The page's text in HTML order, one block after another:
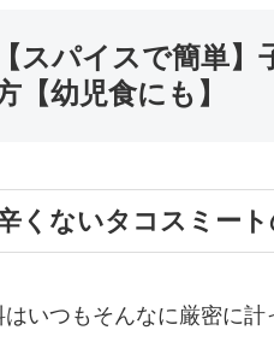
【スパイスで簡単
【幼児食にも】
くないタコスミー
はいつもそんなに厳密に計